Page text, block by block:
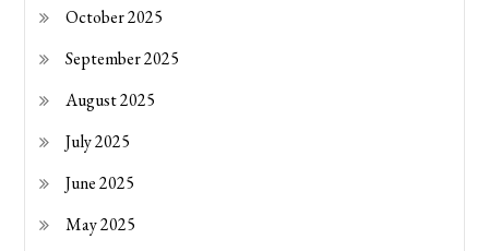
October 2025
September 2025
August 2025
July 2025
June 2025
May 2025